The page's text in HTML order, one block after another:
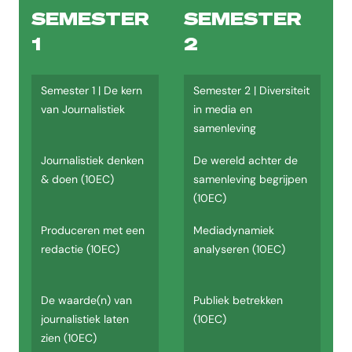
Jezelf laten zien als betrokken journalist (10EC)
Wat is de studieduur van de opleiding Journalistiek?
De opleiding Journalistiek wordt gegeven op de locatie CHE, Oude
Wanneer start de opleiding Journalistiek?
De opleiding Journalistiek start in september.
Wat is het opleidingstype van Journalistiek?
Het opleidingstype is Bachelor.
SEMESTER
1
Semester 1 | De kern
van Journalistiek
Journalistiek denken
& doen (10EC)
Produceren met een
redactie (10EC)
De waarde(n) van
journalistiek laten
zien (10EC)
SEMESTER
2
Semester 2 | Diversiteit
in media en
samenleving
De wereld achter de
samenleving begrijpen
(10EC)
Mediadynamiek
analyseren (10EC)
Publiek betrekken
(10EC)